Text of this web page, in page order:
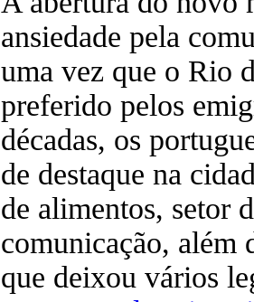
ansiedade pela
uma vez que o Rio
preferido pelos
décadas, os
de destaque na
de alimentos, setor
comunicação, além
que deixou vários